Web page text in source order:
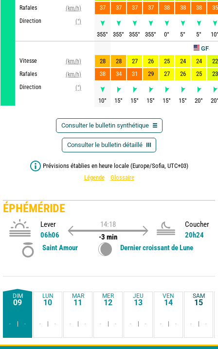
Rafales
(km/h)
Direction
(°)
GFS
Vitesse
(km/h)
Rafales
(km/h)
Direction
(°)
37
37 37 37 38 38 38 35
355° 355° 355° 355° 0° 5° 5° 10
28 28 27 26 25 24 24
22
38
34 31 29 27 26 25 23
10° 15° 15° 15° 15° 15° 20° 20
Consulter le bulletin synthétique
Consulter le bulletin détaillé
Prévisions établies en heure locale (Europe/Sofia, UTC+03)
Légende
Glossaire
ÉPHÉMÉRIDE
Lever
06h06
14:18
-3 min
Coucher
20h24
Saint Amour
Dernier croissant de Lune
DIM
09
- -
LUN
10
- -
MAR
11
- -
MER
12
- -
JEU
13
- -
VEN
14
- -
SAM
15
- -